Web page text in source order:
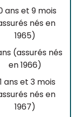
ans et 9 mois
nés en
1965)
(assurés nés
en 1966)
ans et 3 mois
nés en
1967)